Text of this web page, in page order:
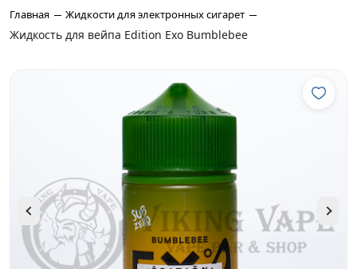
Главная Жидкости для электронных сигарет
Жидкость для вейпа Edition Exo Bumblebee